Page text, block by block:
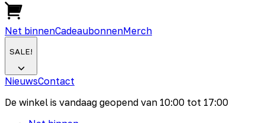
Net binnenCadeaubonnenMerch
SALE!
NieuwsContact
De winkel is vandaag geopend van 10:00 tot 17:00